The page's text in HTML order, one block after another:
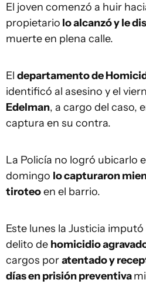
El joven comenzó a huir
propietario lo alcanzó y le
muerte en plena calle.
El departamento de
identificó al asesino y el
Edelman, a cargo del caso,
captura en su contra.
La Policía no logró ubicarlo
domingo lo capturaron
tiroteoen el barrio.
Este lunes la Justicia
delito de homicidio
cargos poratentado y
días en prisión preventiva